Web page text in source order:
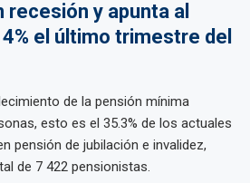
recesión y apunta al
el último trimestre del
de la pensión mínima
esto es el 35.3% de los actuales
pensión de jubilación e invalidez,
de 7 422 pensionistas.